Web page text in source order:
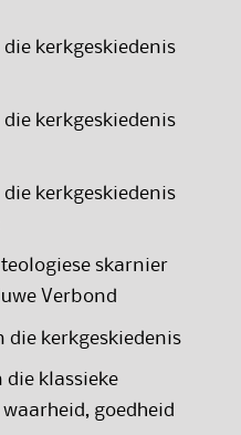
kerkgeskiedenis
kerkgeskiedenis
kerkgeskiedenis
teologiese skarnier
Verbond
die kerkgeskiedenis
die klassieke
goedheid